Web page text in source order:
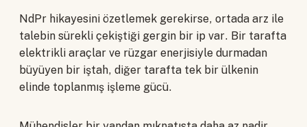
NdPr hikayesini özetlemek gerekirse, ortada arz ile
talebin sürekli çekiştiği gergin bir ip var. Bir tarafta
elektrikli araçlar ve rüzgar enerjisiyle durmadan
büyüyen bir iştah, diğer tarafta tek bir ülkenin
elinde toplanmış işleme gücü.